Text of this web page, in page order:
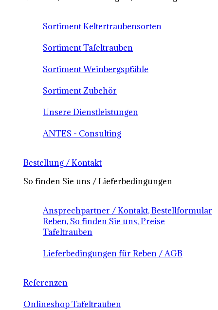
Sortiment Keltertraubensorten
Sortiment Tafeltrauben
Sortiment Weinbergspfähle
Sortiment Zubehör
Unsere Dienstleistungen
ANTES - Consulting
Bestellung / Kontakt
So finden Sie uns / Lieferbedingungen
Ansprechpartner / Kontakt, Bestellformular
Reben, So finden Sie uns, Preise
Tafeltrauben
Lieferbedingungen für Reben / AGB
Referenzen
Onlineshop Tafeltrauben